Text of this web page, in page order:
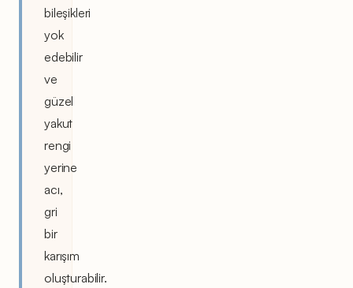
bileşikleri
yok
edebilir
ve
güzel
yakut
rengi
yerine
acı,
gri
bir
karışım
oluşturabilir.